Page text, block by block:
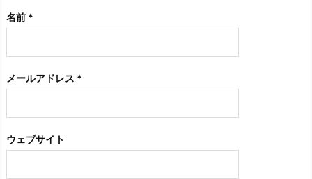
名前 *
メールアドレス *
ウェブサイト